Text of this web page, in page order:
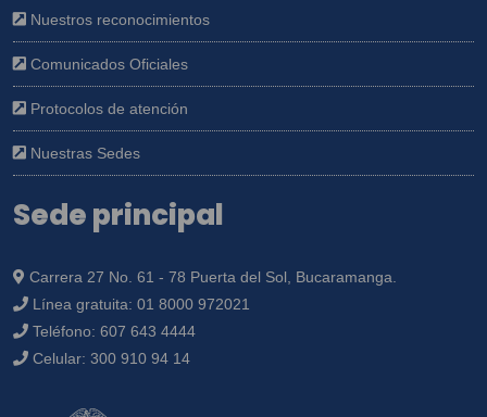
Nuestros reconocimientos
Comunicados Oficiales
Protocolos de atención
Nuestras Sedes
Sede principal
Carrera 27 No. 61 - 78 Puerta del Sol, Bucaramanga.
Línea gratuita: 01 8000 972021
Teléfono: 607 643 4444
Celular: 300 910 94 14